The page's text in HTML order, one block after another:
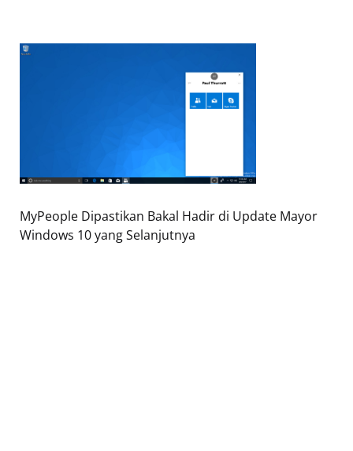
MyPeople Dipastikan Bakal Hadir di Update Mayor
Windows 10 yang Selanjutnya